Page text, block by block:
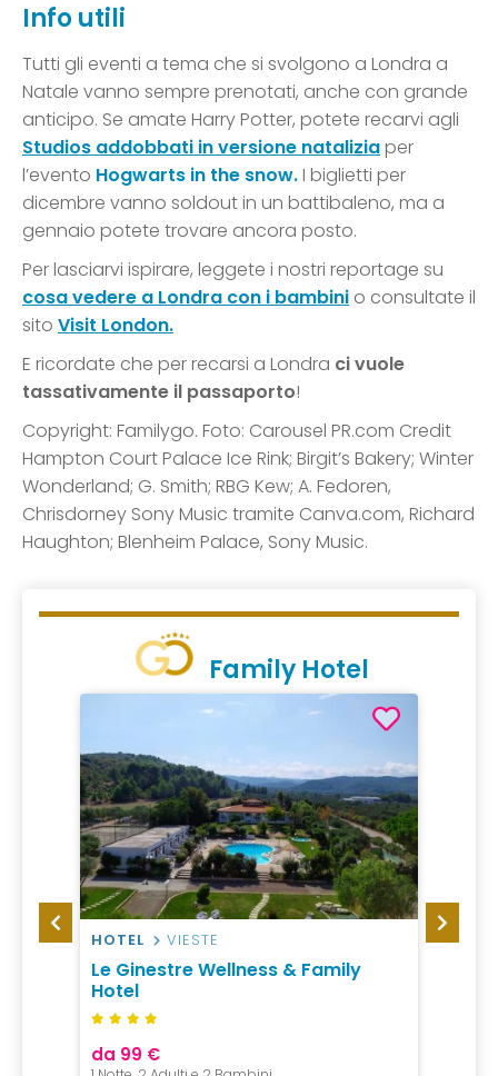
Info utili
Tutti gli eventi a tema che si svolgono a Londra a
Natale vanno sempre prenotati, anche con grande
anticipo. Se amate Harry Potter, potete recarvi agli
Studios addobbati in versione nataliziaper
l’evento Hogwarts in the snow.I biglietti per
dicembre vanno soldout in un battibaleno, ma a
gennaio potete trovare ancora posto.
Per lasciarvi ispirare, leggete i nostri reportage su
cosa vedere a Londra con i bambini o consultate il
sito Visit London.
E ricordate che per recarsi a Londra ci vuole
tassativamente il passaporto!
Copyright: Familygo. Foto: Carousel PR.com Credit
Hampton Court Palace Ice Rink; Birgit’s Bakery; Winter
Wonderland; G. Smith; RBG Kew; A. Fedoren,
Chrisdorney Sony Music tramite Canva.com, Richard
Haughton; Blenheim Palace, Sony Music.
Family Hotel
HOTEL VIESTE
Le Ginestre Wellness & Family
Hotel
da 99 €
HOTEL